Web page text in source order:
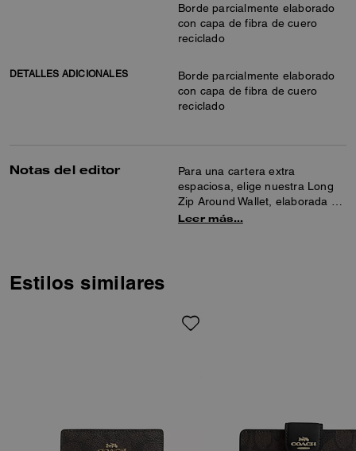
Borde parcialmente elaborado
con capa de fibra de cuero
reciclado
DETALLES ADICIONALES
Borde parcialmente elaborado
con capa de fibra de cuero
reciclado
Notas del editor
Para una cartera extra
espaciosa, elige nuestra Long
Zip Around Wallet, elaborada en
lona Signature recubierta. Con
quieras. Su diseño práctico
organizados y seguros con esta
cartera larga para mujer, un
Leer más…
Estilos similares